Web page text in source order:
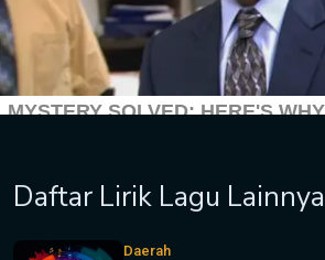
Daftar Lirik Lagu Lainnya
Daerah